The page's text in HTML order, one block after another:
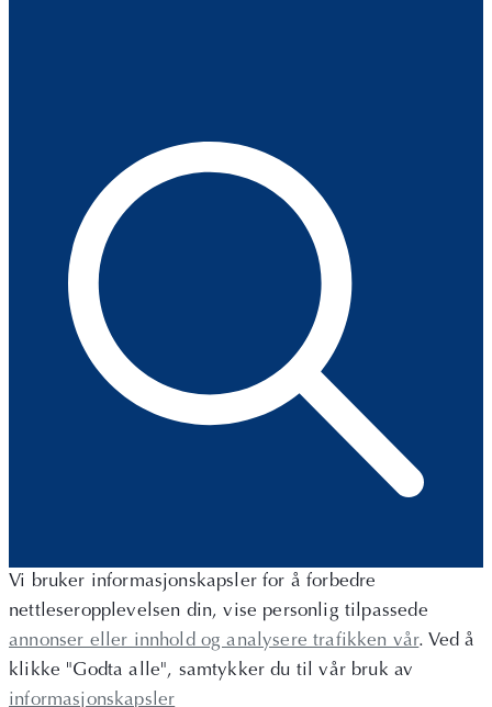
Vi bruker informasjonskapsler for å forbedre
nettleseropplevelsen din, vise personlig tilpassede
annonser eller innhold og analysere trafikken vår. Ved å
klikke "Godta alle", samtykker du til vår bruk av
informasjonskapsler